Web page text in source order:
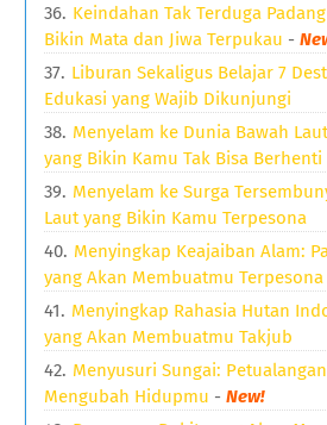
Keindahan Tak Terduga
Bikin Mata dan Jiwa Terpukau -
Liburan Sekaligus Belajar 7
Edukasi yang Wajib Dikunjungi
Menyelam ke Dunia Bawah
yang Bikin Kamu Tak Bisa Berhenti
Menyelam ke Surga
Laut yang Bikin Kamu Terpesona
Menyingkap Keajaiban Alam:
yang Akan Membuatmu Terpesona
Menyingkap Rahasia Hutan
yang Akan Membuatmu Takjub
Menyusuri Sungai:
Mengubah Hidupmu -New!